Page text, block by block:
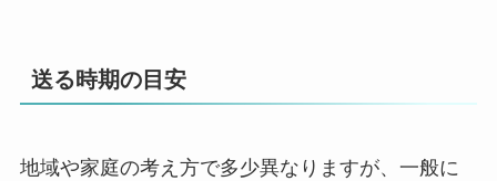
送る時期の目安
地域や家庭の考え方で多少異なりますが、一般に